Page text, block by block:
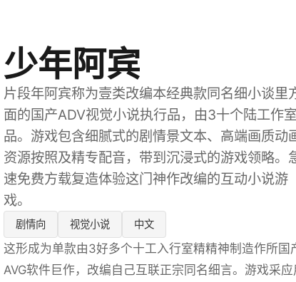
少年阿宾
片段年阿宾称为壹类改编本经典款同名细小谈里
面的国产ADV视觉小说执行品，由3十个陆工作
品。游戏包含细腻式的剧情景文本、高端画质动
资源按照及精专配音，带到沉浸式的游戏领略。
速免费方载复造体验这门神作改编的互动小说游
戏。
剧情向 视觉小说 中文
这形成为单款由3好多个十工入行室精精神制造作所国
AVG软件巨作，改编自己互联正宗同名细言。游戏采应